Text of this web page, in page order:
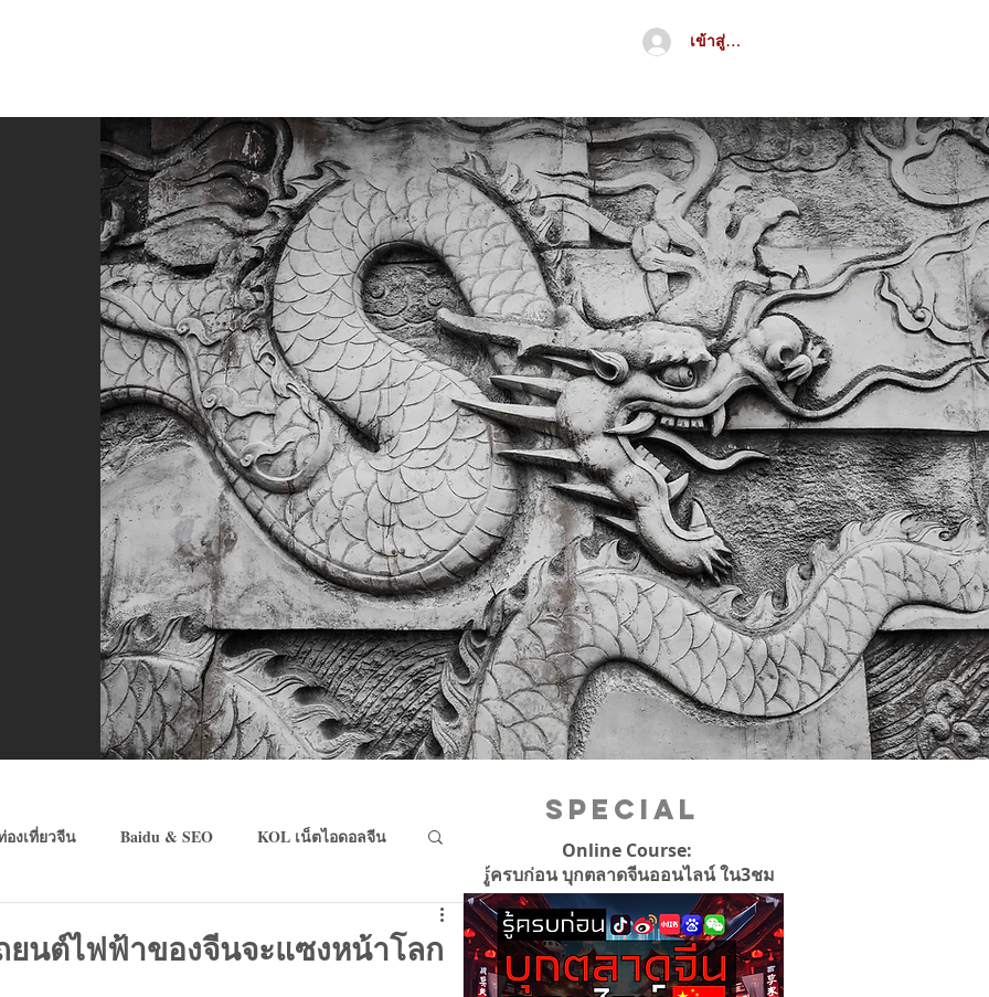
เข้าสู่ระบบ
Special
Online Course:
รู้ครบก่อน บุกตลาดจีนออนไลน์ ใน3ชม
องเที่ยวจีน Baidu & SEO KOL เน็ตไอดอลจีน
ยนต์ไฟฟ้าของจีนจะแซงหน้าโลก